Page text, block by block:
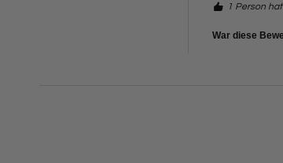
1 Person
War diese